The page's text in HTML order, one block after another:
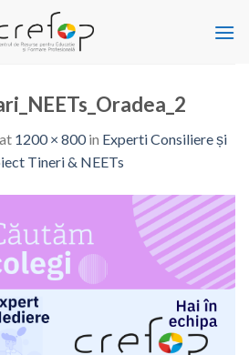
at 1200 × 800in Experti Consiliere și
Tineri & NEETs